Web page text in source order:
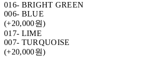
016- BRIGHT GREEN
006- BLUE
(+20,000원)
017- LIME
007- TURQUOISE
(+20,000원)